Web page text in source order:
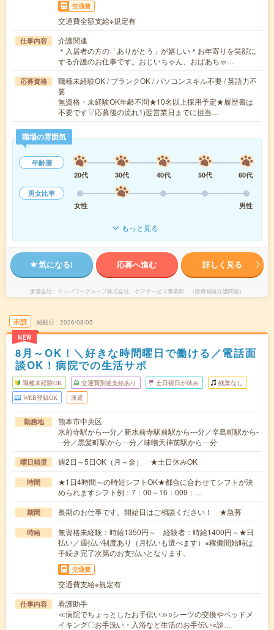
交通費
交通費全額支給※規定有
仕事内容
介護関連
＊入居者の方の「ありがとう」が嬉しい＊お年寄りを笑顔に
する介護のお仕事です。おじいちゃん、おばあちゃ…
応募資格
職種未経験OK / ブランクOK / パソコンスキル不要 / 英語力不
要
無資格・未経験OK年齢不問★10名以上採用予定★履歴書は
不要です▽応募後の流れ1)翌営業日までに担当…
職場の雰囲気
年齢層
20代
30代 40代 50代
60代
男女比率
女性
男性
もっと見る
気になる! 応募へ進む 詳しく見る
派遣会社 マンパワーグループ株式会社 ケアサービス事業部 （医療福祉介護関連）
未読
NEW
掲載日 2026/08/05
8月～OK！＼好きな時間曜日で働ける／電話面
談OK！病院での生活サポ
職種未経験OK 交通費別途支給あり 土日祝日が休み 残業なし
WEB登録OK 派遣
勤務地
熊本市中央区
水前寺駅から---分／新水前寺駅前駅から---分／辛島町駅から-
--分／黒髪町駅から---分／味噌天神前駅から---分
曜日頻度 週2日～5日OK（月～金） ★土日休みOK
時間
★1日4時間～の時短シフトOK★都合に合わせてシフトが決
められますシフト例：7：00～16：009：…
期間 長期のお仕事です。開始日はご相談ください！ ★急募
時給
無資格未経験：時給1350円～ 経験者：時給1400円～★日
払い／週払い制度あり（月払いも選べます）※稼働開始時は
手続き完了次第のお支払いとなります。
交通費
交通費支給※規定有
仕事内容
看護助手
≪病院でちょっとしたお手伝い≫○シーツの交換やベッドメ
イキング〇お手洗い・入浴など生活のお手伝い○診…